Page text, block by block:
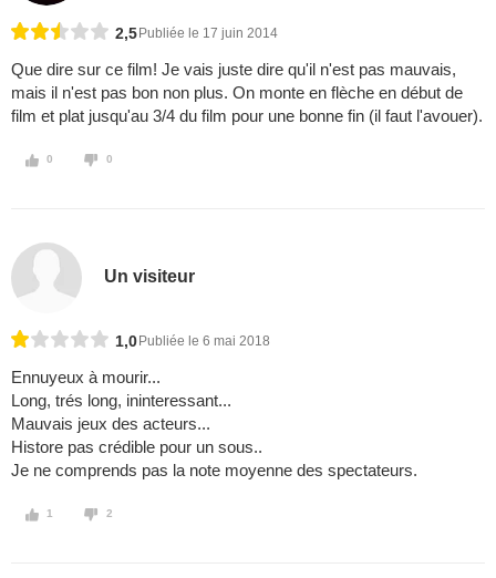
2,5 Publiée le 17 juin 2014
Que dire sur ce film! Je vais juste dire qu'il n'est pas mauvais,
mais il n'est pas bon non plus. On monte en flèche en début de
film et plat jusqu'au 3/4 du film pour une bonne fin (il faut l'avouer).
0 0
Un visiteur
1,0 Publiée le 6 mai 2018
Ennuyeux à mourir...
Long, trés long, ininteressant...
Mauvais jeux des acteurs...
Histore pas crédible pour un sous..
Je ne comprends pas la note moyenne des spectateurs.
1 2